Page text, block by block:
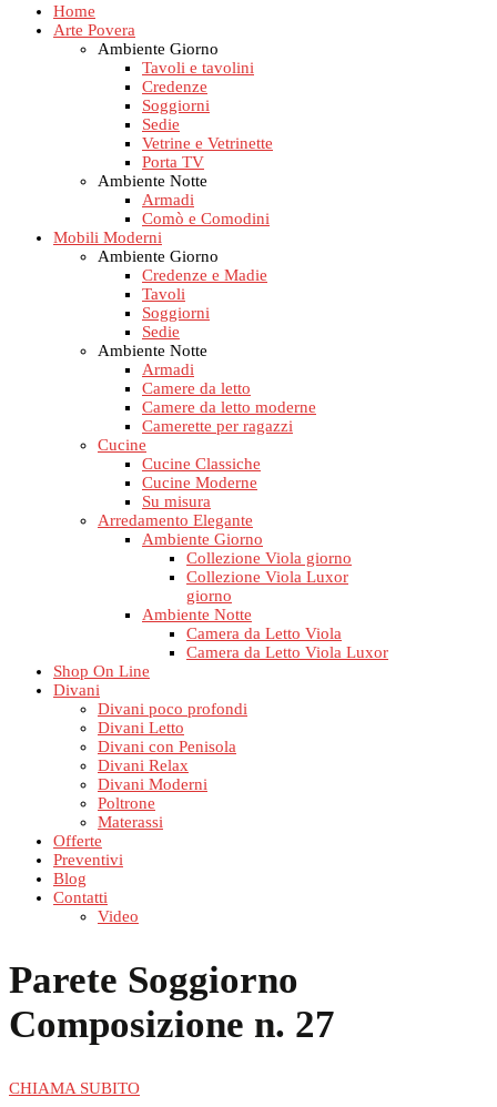
Home
Arte Povera
Ambiente Giorno
Tavoli e tavolini
Credenze
Soggiorni
Sedie
Vetrine e Vetrinette
Porta TV
Ambiente Notte
Armadi
Comò e Comodini
Mobili Moderni
Ambiente Giorno
Credenze e Madie
Tavoli
Soggiorni
Sedie
Ambiente Notte
Armadi
Camere da letto
Camere da letto moderne
Camerette per ragazzi
Cucine
Cucine Classiche
Cucine Moderne
Su misura
Arredamento Elegante
Ambiente Giorno
Collezione Viola giorno
Collezione Viola Luxor
giorno
Ambiente Notte
Camera da Letto Viola
Camera da Letto Viola Luxor
Shop On Line
Divani
Divani poco profondi
Divani Letto
Divani con Penisola
Divani Relax
Divani Moderni
Poltrone
Materassi
Offerte
Preventivi
Blog
Contatti
Video
Parete Soggiorno
Composizione n. 27
CHIAMA SUBITO